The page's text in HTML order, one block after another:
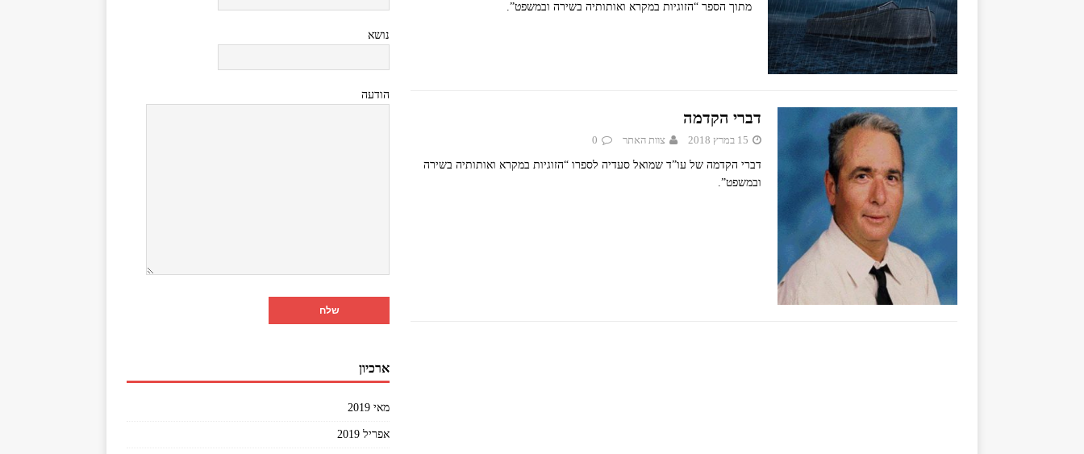
מתוך הספר “הזוגיות במקרא ואותותיה בשירה ובמשפט”.
דברי הקדמה
15 במרץ 2018 צוות האתר 0
דברי הקדמה של עו”ד שמואל סעדיה לספרו “הזוגיות במקרא ואותותיה בשירה
ובמשפט”.
נושא
הודעה
ארכיון
מאי 2019
אפריל 2019